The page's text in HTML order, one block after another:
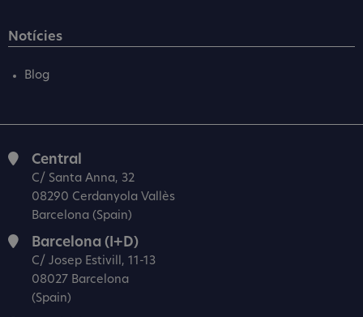
Notícies
Blog
Central
C/ Santa Anna, 32
08290 Cerdanyola Vallès
Barcelona (Spain)
Barcelona (I+D)
C/ Josep Estivill, 11-13
08027 Barcelona
(Spain)